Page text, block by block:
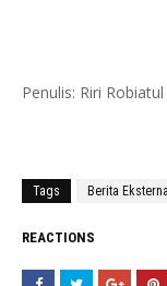
Penulis: Riri
Tags Berita Eksternal
REACTIONS